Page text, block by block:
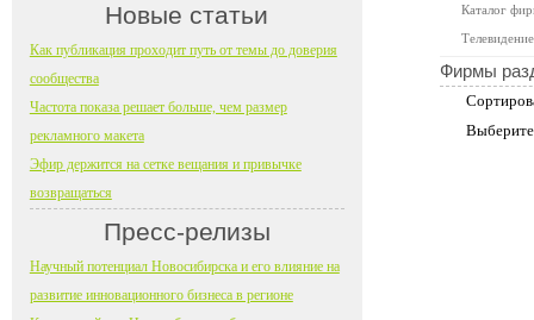
Каталог
Фирмы
Новые статьи
Как публикация проходит путь от темы до доверия
сообщества
Частота показа решает больше, чем размер
рекламного макета
Эфир держится на сетке вещания и привычке
возвращаться
Пресс-релизы
Научный потенциал Новосибирска и его влияние на
развитие инновационного бизнеса в регионе